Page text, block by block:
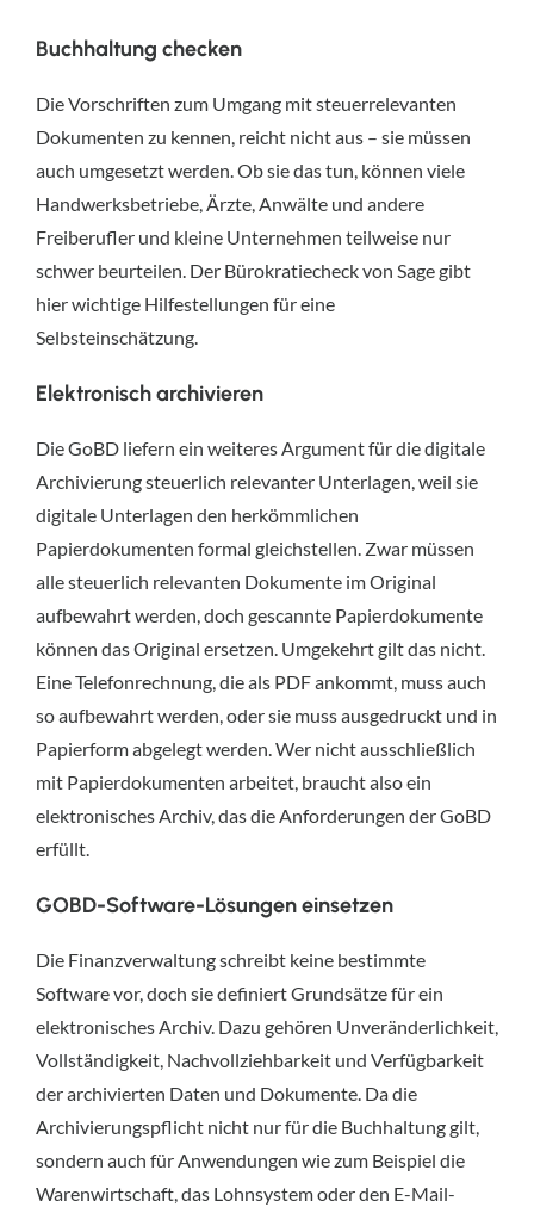
Buchhaltung checken
Die Vorschriften zum Umgang mit steuerrelevanten
Dokumenten zu kennen, reicht nicht aus – sie müssen
auch umgesetzt werden. Ob sie das tun, können viele
Handwerksbetriebe, Ärzte, Anwälte und andere
Freiberufler und kleine Unternehmen teilweise nur
schwer beurteilen. Der Bürokratiecheck von Sage gibt
hier wichtige Hilfestellungen für eine
Selbsteinschätzung.
Elektronisch archivieren
Die GoBD liefern ein weiteres Argument für die digitale
Archivierung steuerlich relevanter Unterlagen, weil sie
digitale Unterlagen den herkömmlichen
Papierdokumenten formal gleichstellen. Zwar müssen
alle steuerlich relevanten Dokumente im Original
aufbewahrt werden, doch gescannte Papierdokumente
können das Original ersetzen. Umgekehrt gilt das nicht.
Eine Telefonrechnung, die als PDF ankommt, muss auch
so aufbewahrt werden, oder sie muss ausgedruckt und in
Papierform abgelegt werden. Wer nicht ausschließlich
mit Papierdokumenten arbeitet, braucht also ein
elektronisches Archiv, das die Anforderungen der GoBD
erfüllt.
GOBD-Software-Lösungen einsetzen
Die Finanzverwaltung schreibt keine bestimmte
Software vor, doch sie definiert Grundsätze für ein
elektronisches Archiv. Dazu gehören Unveränderlichkeit,
Vollständigkeit, Nachvollziehbarkeit und Verfügbarkeit
der archivierten Daten und Dokumente. Da die
Archivierungspflicht nicht nur für die Buchhaltung gilt,
sondern auch für Anwendungen wie zum Beispiel die
Warenwirtschaft, das Lohnsystem oder den E-Mail-